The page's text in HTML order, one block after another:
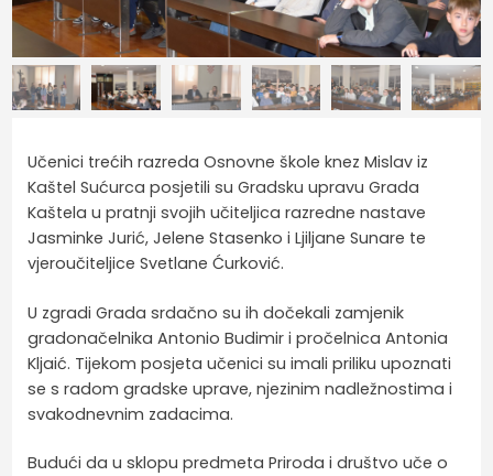
Učenici trećih razreda Osnovne škole knez Mislav iz
Kaštel Sućurca posjetili su Gradsku upravu Grada
Kaštela u pratnji svojih učiteljica razredne nastave
Jasminke Jurić, Jelene Stasenko i Ljiljane Sunare te
vjeroučiteljice Svetlane Ćurković.
U zgradi Grada srdačno su ih dočekali zamjenik
gradonačelnika Antonio Budimir i pročelnica Antonia
Kljaić. Tijekom posjeta učenici su imali priliku upoznati
se s radom gradske uprave, njezinim nadležnostima i
svakodnevnim zadacima.
Budući da u sklopu predmeta Priroda i društvo uče o